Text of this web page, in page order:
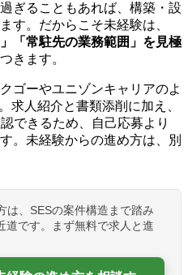
ぎることもあれば、構築・設
す。だからこそ未経験は、
「常駐先の業務範囲」を見極
きます。
ゴーやユニゾンキャリアのよ
求人紹介と書類添削に加え、
できるため、自己応募より
。未経験からの進め方は、別
は、SESの案件構造まで踏み
道です。まず無料で求人と進